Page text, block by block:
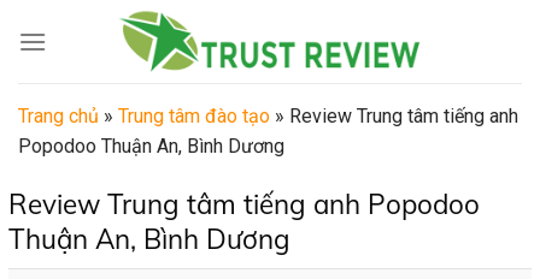
Trang chủ » Trung tâm đào tạo » Review Trung tâm tiếng anh
Popodoo Thuận An, Bình Dương
Review Trung tâm tiếng anh Popodoo
Thuận An, Bình Dương